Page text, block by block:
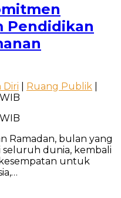
Pendidikan
Diri Ruang Publik
Ramadan, bulan yang
dunia, kembali
untuk